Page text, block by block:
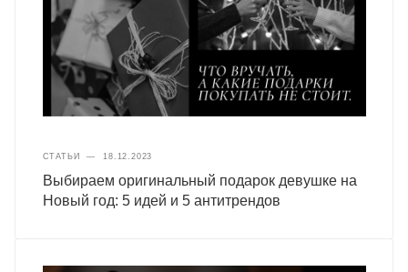
СТАТЬИ — 18.12.2023
Выбираем оригинальный подарок девушке на
Новый год: 5 идей и 5 антитрендов